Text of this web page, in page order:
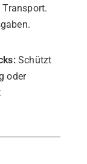
Schützt
oder